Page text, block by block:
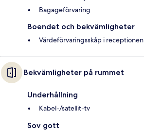
Bagageförvaring
Boendet och bekvämligheter
Värdeförvaringsskåp i receptionen
Bekvämligheter på rummet
Underhållning
Kabel-/satellit-tv
Sov gott